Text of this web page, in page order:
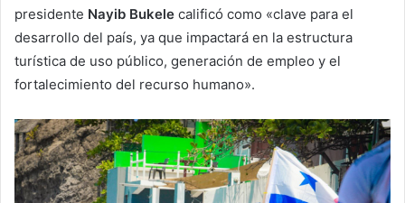
presidente Nayib Bukele calificó como «clave para el
desarrollo del país, ya que impactará en la estructura
turística de uso público, generación de empleo y el
fortalecimiento del recurso humano».